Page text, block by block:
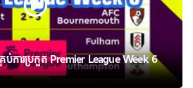
ការប្រកួត Premier League Week 6